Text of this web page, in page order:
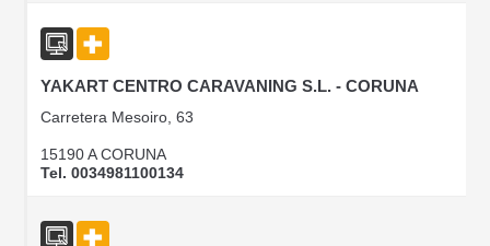
YAKART CENTRO CARAVANING S.L. - CORUNA
Carretera Mesoiro, 63
15190 A CORUNA
Tel. 0034981100134